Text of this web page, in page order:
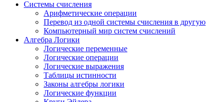
Системы счисления
Арифметические операции
Перевод из одной системы счисления в другую
Компьютерный мир систем счислений
Алгебра Логики
Логические переменные
Логические операции
Логические выражения
Таблицы истинности
Законы алгебры логики
Логические функции